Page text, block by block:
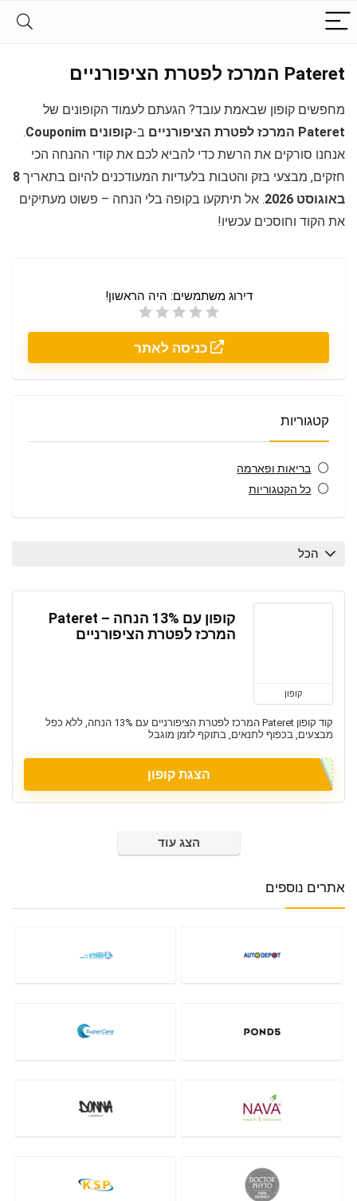
Pateret המרכז לפטרת הציפורניים
מחפשים קופון שבאמת עובד? הגעתם לעמוד הקופונים של
Pateret המרכז לפטרת הציפורניים
ב-קופונים Couponim
.
אנחנו סורקים את הרשת כדי להביא לכם את קודי ההנחה הכי
חזקים, מבצעי בזק והטבות בלעדיות המעודכנים להיום בתאריך 8
באוגוסט 2026
. אל תיתקעו בקופה בלי הנחה – פשוט מעתיקים
את הקוד וחוסכים עכשיו!
דירוג משתמשים: היה הראשון!
כניסה לאתר
קטגוריות
בריאות ופארמה
כל הקטגוריות
הכל
קופון
קופון עם 13% הנחה – Pateret
המרכז לפטרת הציפורניים
קוד קופון Pateret המרכז לפטרת הציפורניים עם 13% הנחה, ללא כפל
מבצעים, בכפוף לתנאים, בתוקף לזמן מוגבל
הצגת קופון
הצג עוד
אתרים נוספים